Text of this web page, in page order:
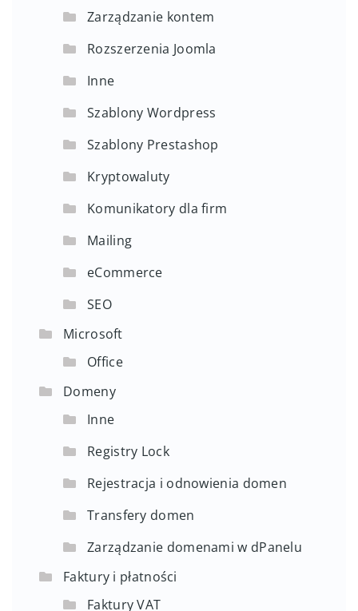
Zarządzanie kontem
Rozszerzenia Joomla
Inne
Szablony Wordpress
Szablony Prestashop
Kryptowaluty
Komunikatory dla firm
Mailing
eCommerce
SEO
Microsoft
Office
Domeny
Inne
Registry Lock
Rejestracja i odnowienia domen
Transfery domen
Zarządzanie domenami w dPanelu
Faktury i płatności
Faktury VAT